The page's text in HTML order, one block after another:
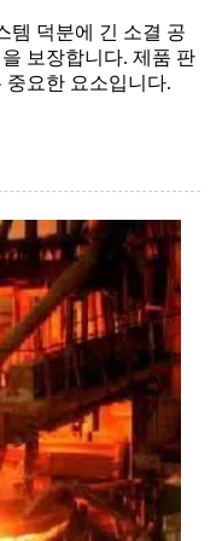
템 덕분에 긴 소결 공
보장합니다. 제품 판
중요한 요소입니다.